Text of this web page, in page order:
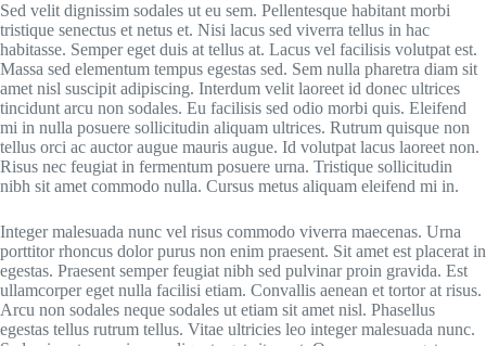
Sed velit dignissim sodales ut eu sem. Pellentesque habitant morbi
tristique senectus et netus et. Nisi lacus sed viverra tellus in hac
habitasse. Semper eget duis at tellus at. Lacus vel facilisis volutpat est.
Massa sed elementum tempus egestas sed. Sem nulla pharetra diam sit
amet nisl suscipit adipiscing. Interdum velit laoreet id donec ultrices
tincidunt arcu non sodales. Eu facilisis sed odio morbi quis. Eleifend
mi in nulla posuere sollicitudin aliquam ultrices. Rutrum quisque non
tellus orci ac auctor augue mauris augue. Id volutpat lacus laoreet non.
Risus nec feugiat in fermentum posuere urna. Tristique sollicitudin
nibh sit amet commodo nulla. Cursus metus aliquam eleifend mi in.
Integer malesuada nunc vel risus commodo viverra maecenas. Urna
porttitor rhoncus dolor purus non enim praesent. Sit amet est placerat in
egestas. Praesent semper feugiat nibh sed pulvinar proin gravida. Est
ullamcorper eget nulla facilisi etiam. Convallis aenean et tortor at risus.
Arcu non sodales neque sodales ut etiam sit amet nisl. Phasellus
egestas tellus rutrum tellus. Vitae ultricies leo integer malesuada nunc.